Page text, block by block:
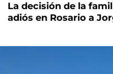
La decisión de la
adiós en Rosario a